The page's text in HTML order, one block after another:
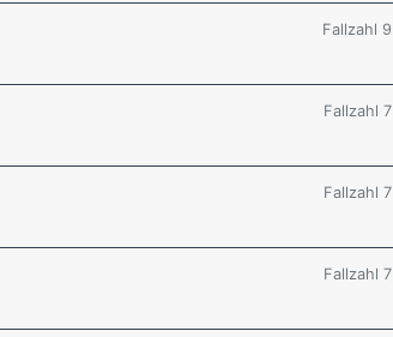
Fallzahl 9
Fallzahl 7
Fallzahl 7
Fallzahl 7